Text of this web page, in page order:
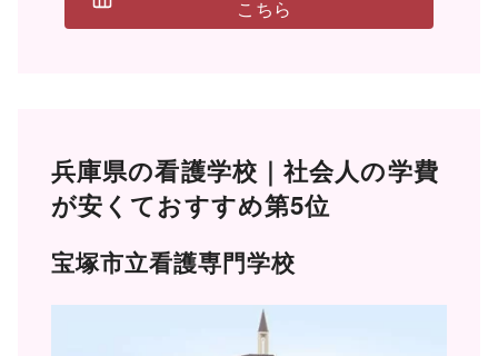
こちら
兵庫県の看護学校｜社会人の学費
が安くておすすめ第5位
宝塚市立看護専門学校